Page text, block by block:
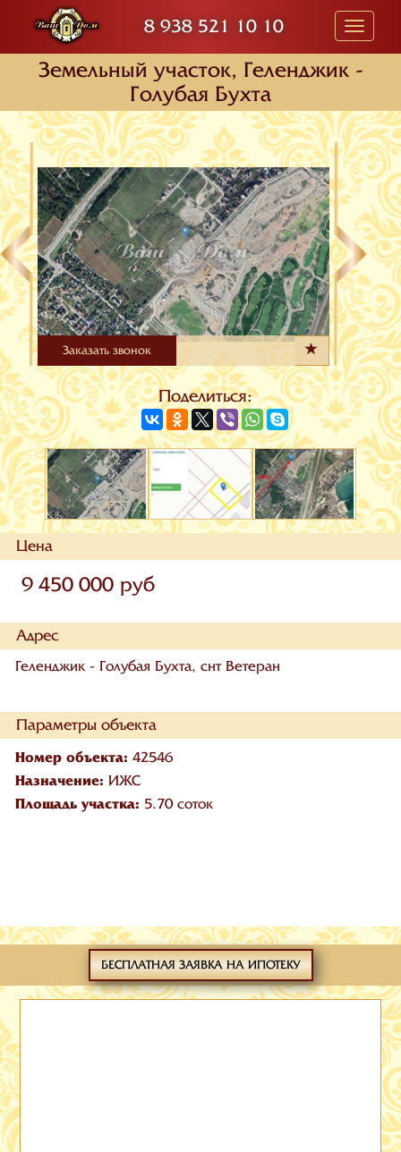
8 938 521 10 10
Toggle
Земельный участок, Геленджик -
Голубая Бухта
Заказать звонок
Поделиться:
Цена
9 450 000 руб
Адрес
Геленджик - Голубая Бухта, снт Ветеран
Параметры объекта
Номер объекта: 42546
Назначение: ИЖС
Площадь участка: 5.70 соток
БЕСПЛАТНАЯ ЗАЯВКА НА ИПОТЕКУ